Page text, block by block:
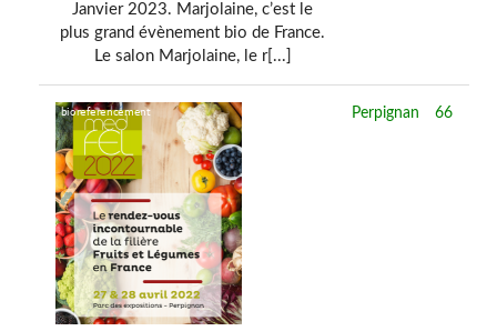
Janvier 2023. Marjolaine, c’est le
plus grand évènement bio de France.
Le salon Marjolaine, le r[...]
Perpignan 66